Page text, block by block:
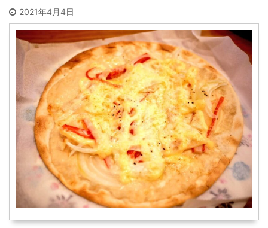
めん類
スイーツ
スープ
軽食
2021年4月4日